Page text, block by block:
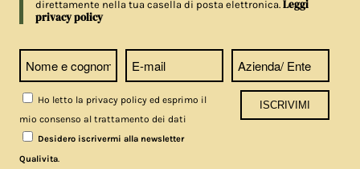
direttamente nella tua casella di posta elettronica.Leggi
privacy policy
Ho letto la privacy policy ed esprimo il
mio consenso al trattamento dei dati
Desidero iscrivermi alla newsletter
Qualivita.